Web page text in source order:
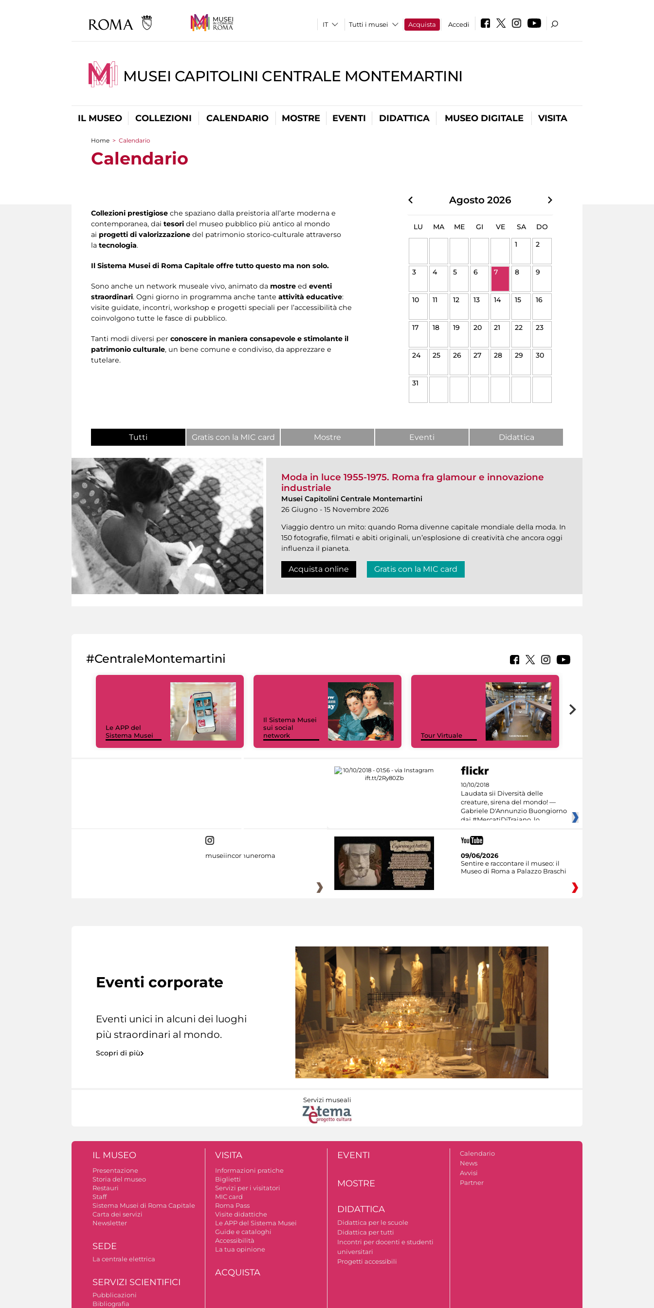
Tutti i musei Acquista Accedi
MUSEI CAPITOLINI CENTRALE MONTEMARTINI
IL MUSEO COLLEZIONI CALENDARIO MOSTRE EVENTI DIDATTICA MUSEO DIGITALE VISITA
Tu sei qui
Home > Calendario
Calendario
Collezioni prestigiose che spaziano dalla preistoria all’arte moderna e
contemporanea, dai tesori del museo pubblico più antico al mondo
ai progetti di valorizzazione del patrimonio storico-culturale attraverso
la tecnologia.
Il Sistema Musei di Roma Capitale offre tutto questo ma non solo.
Sono anche un network museale vivo, animato da mostre ed eventi
straordinari. Ogni giorno in programma anche tante attività educative:
visite guidate, incontri, workshop e progetti speciali per l’accessibilità che
coinvolgono tutte le fasce di pubblico.
Tanti modi diversi per conoscere in maniera consapevole e stimolante il
patrimonio culturale, un bene comune e condiviso, da apprezzare e
tutelare.
Agosto 2026
LU MA ME GI VE SA
DO
1
2
3 4 5 6 7 8 9
10 11 12 13 14 15 16
17 18 19 20 21 22 23
24 25 26 27 28 29 30
31
Tutti Gratis con la MIC card Mostre Eventi Didattica
Moda in luce 1955-1975. Roma fra glamour e innovazione
industriale
Musei Capitolini Centrale Montemartini
26 Giugno - 15 Novembre 2026
Viaggio dentro un mito: quando Roma divenne capitale mondiale della moda. In
150 fotografie, filmati e abiti originali, un’esplosione di creatività che ancora oggi
influenza il pianeta.
Acquista online Gratis con la MIC card
#CentraleMontemartini
Le APP del
Sistema Musei
Il Sistema Musei
sui social
network
Tour Virtuale
10/10/2018
Laudata sii Diversità delle
creature, sirena del mondo! —
Gabriele D'Annunzio Buongiorno
dai #MercatiDiTraiano, lo
museiincomuneroma
09/06/2026
Sentire e raccontare il museo: il
Museo di Roma a Palazzo Braschi
Eventi corporate
Eventi unici in alcuni dei luoghi
più straordinari al mondo.
Scopri di più
Servizi museali
IL MUSEO
Presentazione
Storia del museo
Restauri
Staff
Sistema Musei di Roma Capitale
Carta dei servizi
Newsletter
SEDE
La centrale elettrica
SERVIZI SCIENTIFICI
Pubblicazioni
Bibliografia
VISITA
Informazioni pratiche
Biglietti
Servizi per i visitatori
MIC card
Roma Pass
Visite didattiche
Le APP del Sistema Musei
Guide e cataloghi
Accessibilità
La tua opinione
ACQUISTA
EVENTI
MOSTRE
DIDATTICA
Didattica per le scuole
Didattica per tutti
Incontri per docenti e studenti
universitari
Progetti accessibili
Calendario
News
Avvisi
Partner